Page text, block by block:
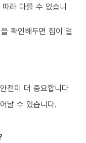
라 다를 수 있습니
확인해두면 집이 덜
전이 더 중요합니다
날 수 있습니다.